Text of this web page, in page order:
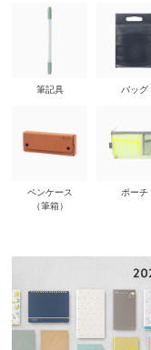
筆記具
ペンケース
（筆箱）
バッグ
ポーチ